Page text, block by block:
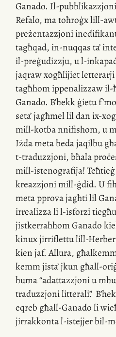
Ganado. Il-pubblikazzjoni
Refalo, ma toħroġxlill-
preżentazzjoni
tagħqad, in-nuqqasta’
il-preġudizzju, ul-
jaqraw xogħlijiet letterarji
tagħhom ippenalizzawil-
Ganado. B’hekk ġietu
seta’ jagħmel lil dan ix-
mill-kotbannifishom, u
Iżda meta beda jaqilbu
t-traduzzjoni, bħala
mill-istenografija!
kreazzjonimill-ġdid. U
meta pprova jagħti lil
irrealizza lil-isforzi
jistkerrahhom Ganado
kinux jirriflettulill-
kien jaf. Allura,
kemm jista’ jkun għall-
huma “adattazzjoni u
traduzzjoni litterali”
.
eqreb għall-Ganado li
jirrakkontal-istejjerbil-